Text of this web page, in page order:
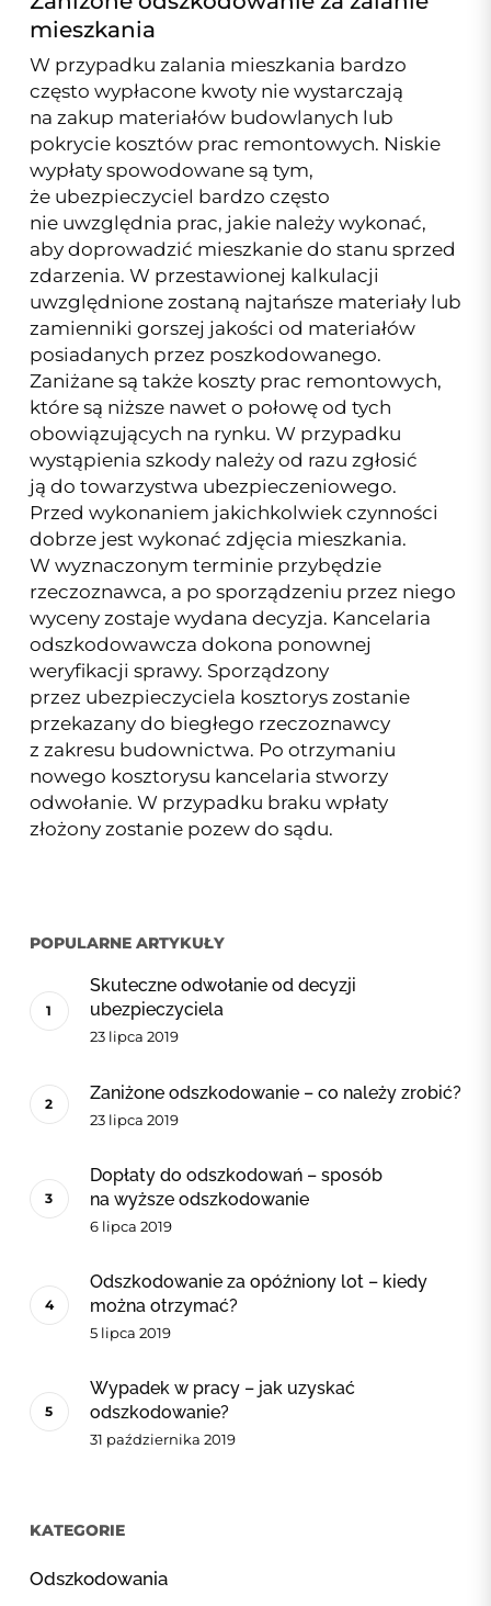
mieszkania
W przypadku zalania mieszkania bardzo
często wypłacone kwoty nie wystarczają
na zakup materiałów budowlanych lub
pokrycie kosztów prac remontowych. Niskie
wypłaty spowodowane są tym,
że ubezpieczyciel bardzo często
nie uwzględnia prac, jakie należy wykonać,
aby doprowadzić mieszkanie do stanu sprzed
zdarzenia. W przestawionej kalkulacji
uwzględnione zostaną najtańsze materiały lub
zamienniki gorszej jakości od materiałów
posiadanych przez poszkodowanego.
Zaniżane są także koszty prac remontowych,
które są niższe nawet o połowę od tych
obowiązujących na rynku. W przypadku
wystąpienia szkody należy od razu zgłosić
ją do towarzystwa ubezpieczeniowego.
Przed wykonaniem jakichkolwiek czynności
dobrze jest wykonać zdjęcia mieszkania.
W wyznaczonym terminie przybędzie
rzeczoznawca, a po sporządzeniu przez niego
wyceny zostaje wydana decyzja. Kancelaria
odszkodowawcza dokona ponownej
weryfikacji sprawy. Sporządzony
przez ubezpieczyciela kosztorys zostanie
przekazany do biegłego rzeczoznawcy
z zakresu budownictwa. Po otrzymaniu
nowego kosztorysu kancelaria stworzy
odwołanie. W przypadku braku wpłaty
złożony zostanie pozew do sądu.
POPULARNE ARTYKUŁY
Skuteczne odwołanie od decyzji
ubezpieczyciela
23 lipca 2019
Zaniżone odszkodowanie – co należy zrobić?
23 lipca 2019
Dopłaty do odszkodowań – sposób
na wyższe odszkodowanie
6 lipca 2019
Odszkodowanie za opóźniony lot – kiedy
można otrzymać?
5 lipca 2019
Wypadek w pracy – jak uzyskać
odszkodowanie?
31 października 2019
KATEGORIE
Odszkodowania